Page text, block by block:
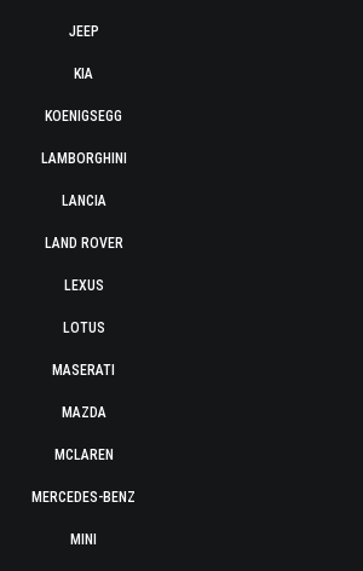
JEEP
KIA
KOENIGSEGG
LAMBORGHINI
LANCIA
LAND ROVER
LEXUS
LOTUS
MASERATI
MAZDA
MCLAREN
MERCEDES-BENZ
MINI